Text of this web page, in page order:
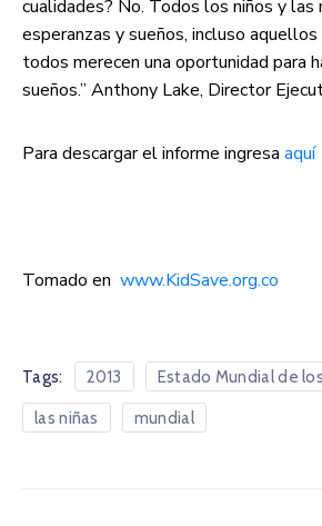
cualidades? No. Todos los niños y las
esperanzas y sueños, incluso aquellos
todos merecen una oportunidad para
sueños.” Anthony Lake, Director
Para descargar el informe ingresa aquí
Tomado en www.KidSave.org.co
Tags: 2013 Estado Mundial de
las niñas mundial